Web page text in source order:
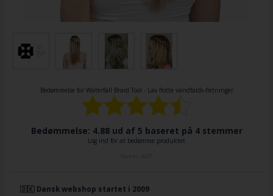
Bedømmelse for Waterfall Braid Tool - Lav flotte vandfalds-fletninger
Bedømmelse: 4.88 ud af 5 baseret på 4stemmer
Log ind for at bedømme produktet
🇩🇰 Dansk webshop startet i 2009